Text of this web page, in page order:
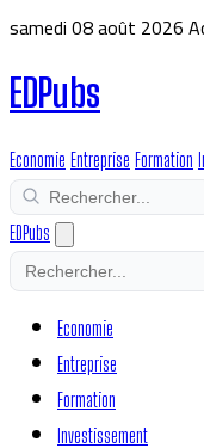
samedi 08 août 2026
EDPubs
Economie Entreprise Formation
EDPubs
Economie
Entreprise
Formation
Investissement